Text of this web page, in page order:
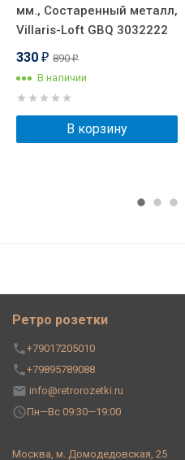
мм., Состаренный металл,
Villaris-Loft GBQ 3032222
330 ₽ 890₽
В наличии
В корзину
Ретро розетки
+79017205010
+79895789088
info@retrorozetki.ru
Пн—Вс 09:30—19:00
Москва, м. Домодедовская, 25